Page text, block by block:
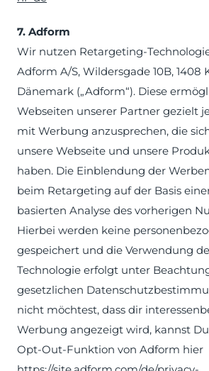
7. Adform
Wir nutzen Retargeting-
Adform A/S, Wildersgade 10B, 1408
Dänemark („Adform“). Diese
Webseiten unserer Partner gezielt
mit Werbung anzusprechen, die
unsere Webseite und unsere
haben. Die Einblendung der
beim Retargeting auf der Basis
basierten Analyse des vorherigen
Hierbei werden keine
gespeichert und die Verwendung
Technologie erfolgt unter
gesetzlichen
nicht möchtest, dass dir
Werbung angezeigt wird, kannst
Opt-Out-Funktion von Adform hier